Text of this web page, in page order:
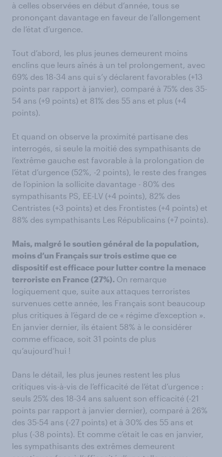
à celles observées en début d’année, tous se
prononçant davantage en faveur de l’allongement
de l’état d’urgence.
Tout d’abord, les plus jeunes demeurent moins
enclins que leurs aînés à un tel prolongement, avec
69% des 18-34 ans qui s’y déclarent favorables (+13
points par rapport à janvier), comparé à 75% des 35-
54 ans (+9 points) et 81% des 55 ans et plus (+4
points).
Et quand on observe la proximité partisane des
interrogés, si seule la moitié des sympathisants de
l’extrême gauche est favorable à la prolongation de
l’état d’urgence (52%, -2 points), le reste des franges
de l’opinion la sollicite davantage - 80% des
sympathisants PS, EE-LV (+4 points), 82% des
Centristes (+3 points) et des Frontistes (+4 points) et
88% des sympathisants Les Républicains (+7 points).
Mais, malgré le soutien général de la population,
moins d’un Français sur trois estime que ce
dispositif est efficace pour lutter contre la menace
terroriste en France (27%). On remarque
logiquement que, suite aux attaques terroristes
survenues cette année, les Français sont beaucoup
plus critiques à l’égard de ce « régime d’exception ».
En janvier dernier, ils étaient 58% à le considérer
comme efficace, soit 31 points de plus
qu’aujourd’hui !
Dans le détail, les plus jeunes restent les plus
critiques vis-à-vis de l’efficacité de l’état d’urgence :
seuls 25% des 18-34 ans saluent son efficacité (-21
points par rapport à janvier dernier), comparé à 26%
des 35-54 ans (-27 points) et à 30% des 55 ans et
plus (-38 points). Et comme c’était le cas en janvier,
les sympathisants des extrêmes demeurent